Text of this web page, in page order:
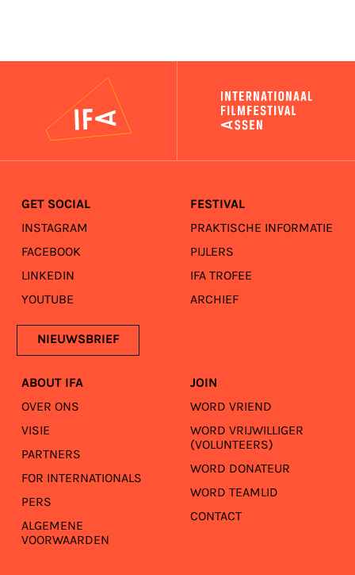
GET SOCIAL
INSTAGRAM
FACEBOOK
LINKEDIN
YOUTUBE
NIEUWSBRIEF
FESTIVAL
PRAKTISCHE INFORMATIE
PIJLERS
IFA TROFEE
ARCHIEF
ABOUT IFA
OVER ONS
VISIE
PARTNERS
FOR INTERNATIONALS
PERS
ALGEMENE
VOORWAARDEN
JOIN
WORD VRIEND
WORD VRIJWILLIGER
(VOLUNTEERS)
WORD DONATEUR
WORD TEAMLID
CONTACT